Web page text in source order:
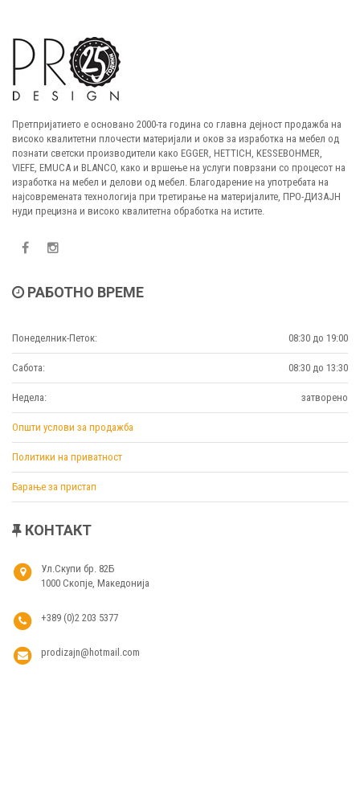
Претпријатието е основано 2000-та година со главна дејност продажба на
високо квалитетни плочести материјали и оков за изработка на мебел од
познати светски производители како EGGER, HETTICH, KESSEBOHMER,
VIEFE, EMUCA и BLANCO, како и вршење на услуги поврзани со процесот на
изработка на мебел и делови од мебел. Благодарение на употребата на
најсовремената технологија при третирање на материјалите, ПРО-ДИЗАЈН
нуди прецизна и високо квалитетна обработка на истите.
РАБОТНО ВРЕМЕ
Понеделник-Петок: 08:30 до 19:00
Сабота: 08:30 до 13:30
Недела: затворено
Општи услови за продажба
Политики на приватност
Барање за пристап
КОНТАКТ
Ул.Скупи бр. 82Б
1000 Скопје, Македонија
+389 (0)2 203 5377
prodizajn@hotmail.com